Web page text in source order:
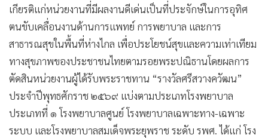
เกียรติแก่หน่วยงานที่มีผลงานดีเด่นเป็นที่ประจักษ์ในการอุทิศ
ตนขับเคลื่อนงานด้านการแพทย์ การพยาบาล และการ
สาธารณสุขในพื้นที่ห่างไกล เพื่อประโยชน์สุขและความเท่าเทียม
ทางสุขภาพของประชาชนไทยตามรอยพระปณิธานโดยผลการ
ตัดสินหน่วยงานผู้ได้รับพระราชทาน “รางวัลศรีสวางควัฒน”
ประจำปีพุทธศักราช ๒๕๖๙ แบ่งตามประเภทโรงพยาบาล
ประเภทที่ ๑ โรงพยาบาลศูนย์ โรงพยาบาลเฉพาะทาง-เฉพาะ
ระบบ และโรงพยาบาลสมเด็จพระยุพราช ระดับ รพศ. ได้แก่ โรง